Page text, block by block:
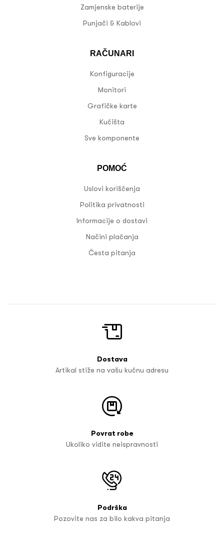
Zamjenske baterije
Punjači & Kablovi
RAČUNARI
Konfiguracije
Monitori
Grafičke karte
Kućišta
Sve komponente
POMOĆ
Uslovi korišćenja
Politika privatnosti
Informacije o dostavi
Načini plaćanja
Česta pitanja
Dostava
Artikal stiže na vašu kućnu adresu
Povrat robe
Ukoliko vidite neispravnosti
Podrška
Pozovite nas za bilo kakva pitanja